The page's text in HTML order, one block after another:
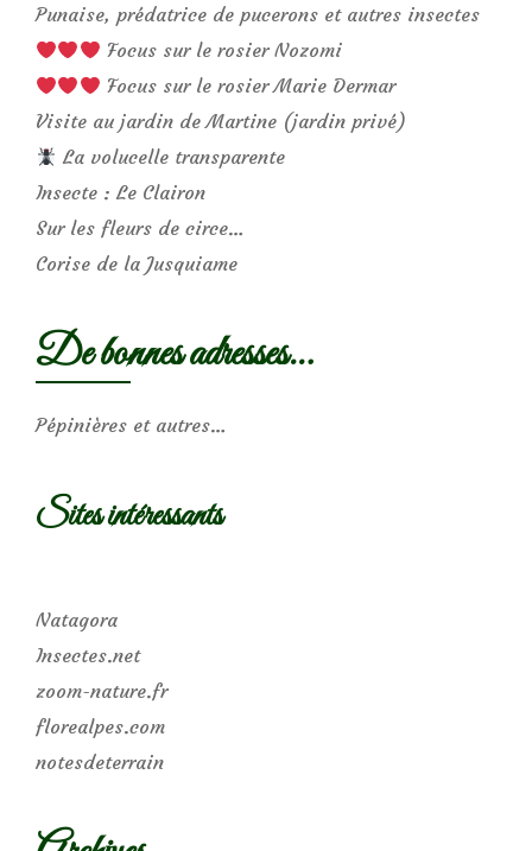
Punaise, prédatrice de pucerons et autres insectes
Focus sur le rosier Nozomi
Focus sur le rosier Marie Dermar
Visite au jardin de Martine (jardin privé)
La volucelle transparente
Insecte : Le Clairon
Sur les fleurs de circe…
Corise de la Jusquiame
De bonnes adresses…
Pépinières et autres…
Sites intéressants
Natagora
Insectes.net
zoom-nature.fr
florealpes.com
notesdeterrain